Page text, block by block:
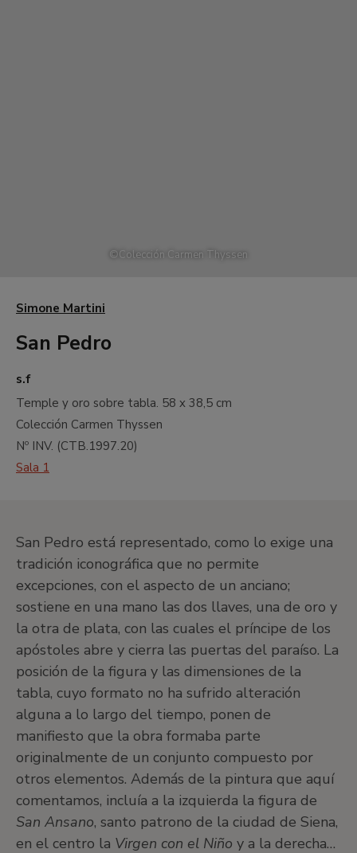
©Colección Carmen Thyssen
Simone Martini
San Pedro
s.f
Temple y oro sobre tabla. 58 x 38,5 cm
Colección Carmen Thyssen
Nº INV. (CTB.1997.20)
Sala 1
San Pedro está representado, como lo exige una
tradición iconográfica que no permite
excepciones, con el aspecto de un anciano;
sostiene en una mano las dos llaves, una de oro y
la otra de plata, con las cuales el príncipe de los
apóstoles abre y cierra las puertas del paraíso. La
posición de la figura y las dimensiones de la
tabla, cuyo formato no ha sufrido alteración
alguna a lo largo del tiempo, ponen de
manifiesto que la obra formaba parte
originalmente de un conjunto compuesto por
otros elementos. Además de la pintura que aquí
comentamos, incluía a la izquierda la figura de
San Ansano, santo patrono de la ciudad de Siena,
en el centro la Virgen con el Niño y a la derecha